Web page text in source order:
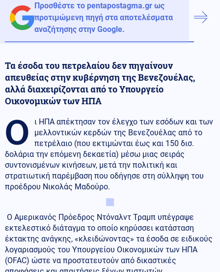
Προσθέστε το pentapostagma.gr ως
προτιμώμενη πηγή στα αποτελέσματα
αναζήτησης στην Google.
Τα έσοδα του πετρελαίου δεν πηγαίνουν
απευθείας στην κυβέρνηση της Βενεζουέλας,
αλλά διαχειρίζονται από το Υπουργείο
Οικονομικών των ΗΠΑ
Ο
ι ΗΠΑ απέκτησαν τον έλεγχο των εσόδων και των
μελλοντικών κερδών της Βενεζουέλας από το
πετρέλαιο (που εκτιμώνται έως και 150 δισ.
δολάρια την επόμενη δεκαετία) μέσω μιας σειράς
συντονισμένων κινήσεων, μετά την πολιτική και
στρατιωτική παρέμβαση που οδήγησε στη σύλληψη του
προέδρου Νικολάς Μαδούρο.
Ο Αμερικανός Πρόεδρος Ντόναλντ Τραμπ υπέγραψε
εκτελεστικό διάταγμα το οποίο κηρύσσει κατάσταση
έκτακτης ανάγκης, «κλειδώνοντας» τα έσοδα σε ειδικούς
λογαριασμούς του Υπουργείου Οικονομικών των ΗΠΑ
(OFAC) ώστε να προστατευτούν από δικαστικές